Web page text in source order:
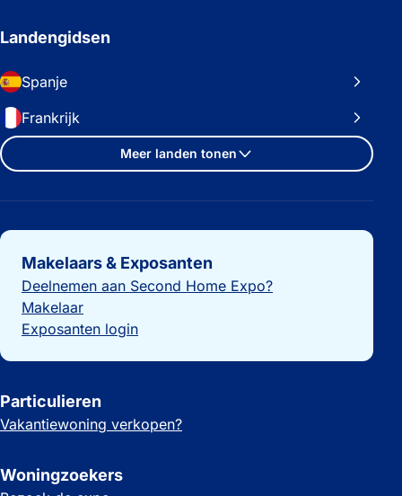
Landengidsen
Spanje
Frankrijk
Meer landen tonen
Belangrijke links
Makelaars & Exposanten
Deelnemen aan Second Home Expo?
Makelaar
Exposanten login
Particulieren
Vakantiewoning verkopen?
Woningzoekers